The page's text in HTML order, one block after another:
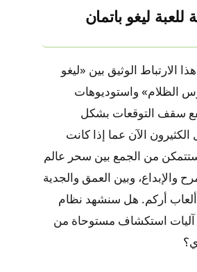
للعبة ليغو باتمان
الارتباط الوثيق بين «ليغو
الظلام» واستوديوهات
سقف التوقعات بشكل
الآن عما إذا كانت
ستتمكن من الجمع بين سحر عالم
والإبداع، وبين العمق والجدية
ألعاب أركم. هل سنشهد نظام
آليات استكشاف مستوحاة من